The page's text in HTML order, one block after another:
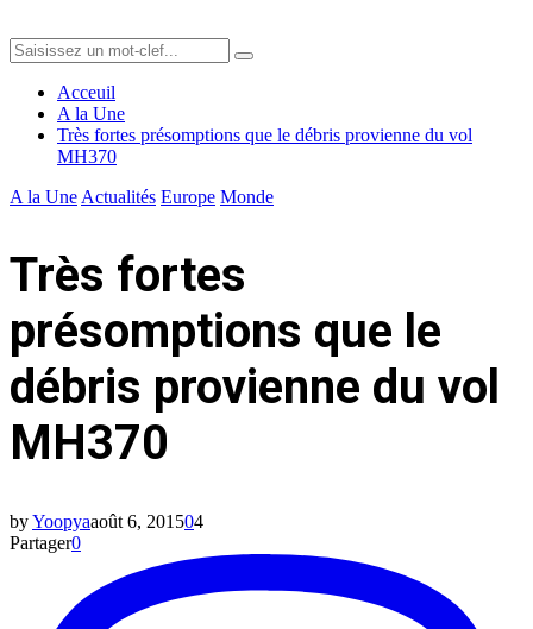
Search
for:
Search
Acceuil
A la Une
Très fortes présomptions que le débris provienne du vol
MH370
A la Une Actualités Europe Monde
Très fortes
présomptions que le
débris provienne du vol
MH370
byYoopyaaoût 6, 201504
Partager0